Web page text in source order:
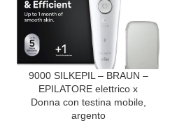
9000 SILKEPIL – BRAUN –
EPILATORE elettrico x
Donna con testina mobile,
argento